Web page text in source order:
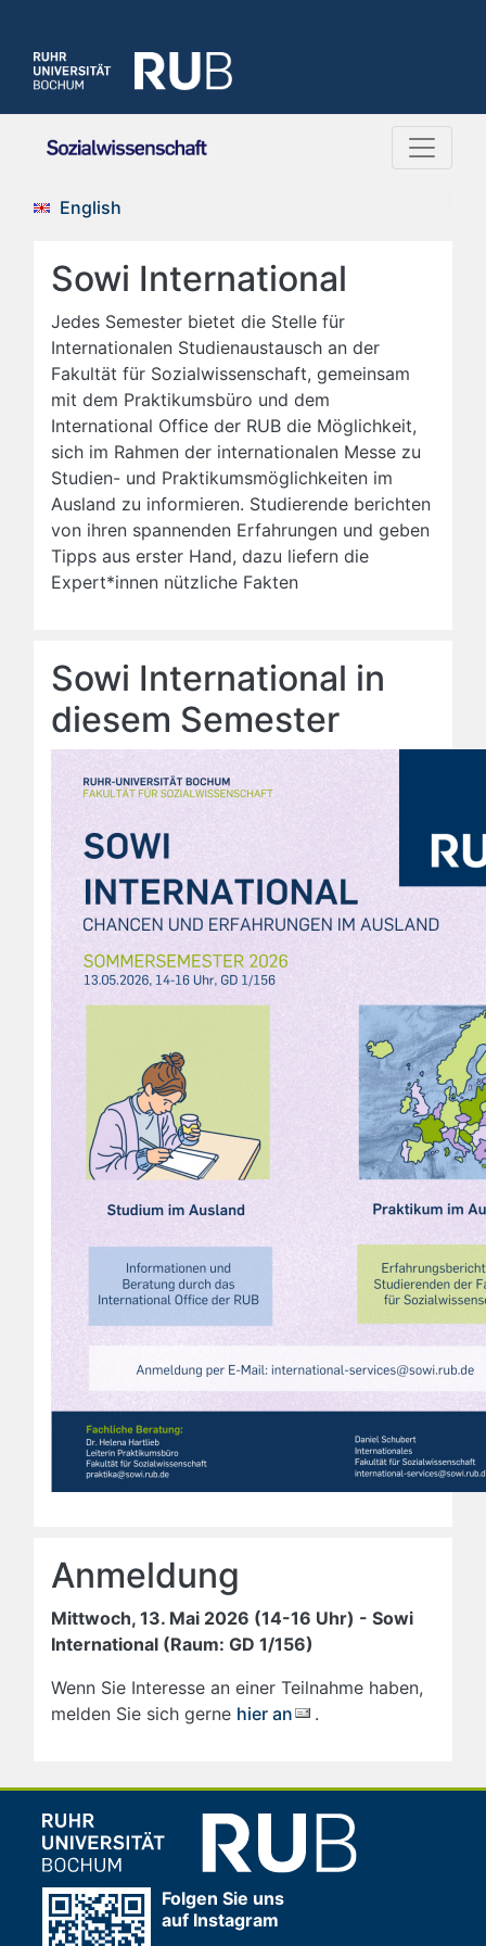
English
Sowi International
Jedes Semester bietet die Stelle für
Internationalen Studienaustausch an der
Fakultät für Sozialwissenschaft, gemeinsam
mit dem Praktikumsbüro und dem
International Office der RUB die Möglichkeit,
sich im Rahmen der internationalen Messe zu
Studien- und Praktikumsmöglichkeiten im
Ausland zu informieren. Studierende berichten
von ihren spannenden Erfahrungen und geben
Tipps aus erster Hand, dazu liefern die
Expert*innen nützliche Fakten
Sowi International in
diesem Semester
Anmeldung
Mittwoch, 13. Mai 2026 (14-16 Uhr) - Sowi
International (Raum: GD 1/156)
Wenn Sie Interesse an einer Teilnahme haben,
melden Sie sich gerne hier an .
Folgen Sie uns
auf Instagram